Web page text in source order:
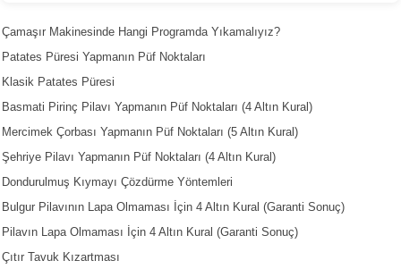
Çamaşır Makinesinde Hangi Programda Yıkamalıyız?
Patates Püresi Yapmanın Püf Noktaları
Klasik Patates Püresi
Basmati Pirinç Pilavı Yapmanın Püf Noktaları (4 Altın Kural)
Mercimek Çorbası Yapmanın Püf Noktaları (5 Altın Kural)
Şehriye Pilavı Yapmanın Püf Noktaları (4 Altın Kural)
Dondurulmuş Kıymayı Çözdürme Yöntemleri
Bulgur Pilavının Lapa Olmaması İçin 4 Altın Kural (Garanti Sonuç)
Pilavın Lapa Olmaması İçin 4 Altın Kural (Garanti Sonuç)
Çıtır Tavuk Kızartması